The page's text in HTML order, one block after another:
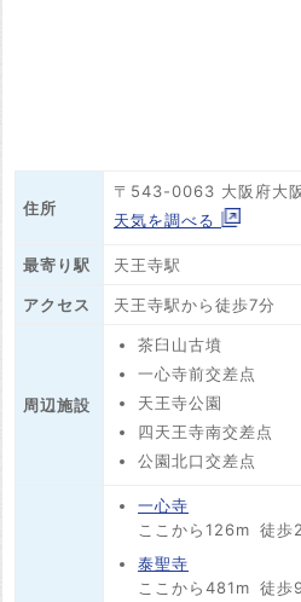
住所
〒543-0063 大阪府大
天気を調べる
最寄り駅 天王寺駅
アクセス 天王寺駅から徒歩7分
周辺施設
茶臼山古墳
一心寺前交差点
天王寺公園
四天王寺南交差点
公園北口交差点
一心寺
ここから126m 徒歩
泰聖寺
ここから481m 徒歩